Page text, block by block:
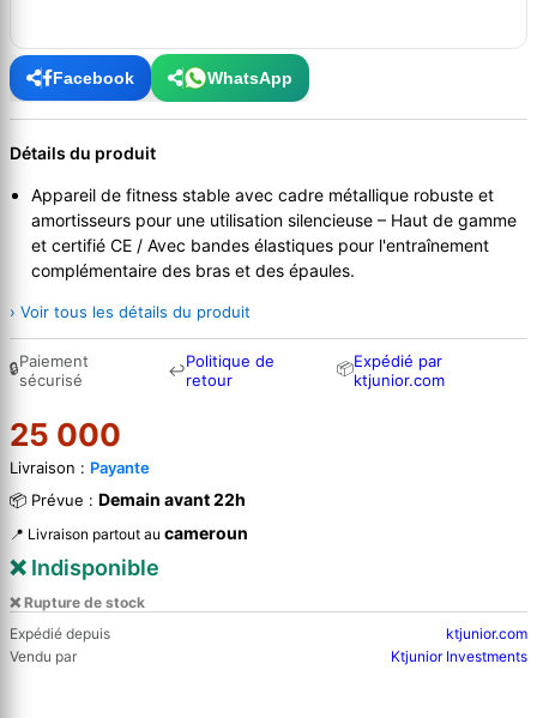
Facebook WhatsApp
Détails du produit
Appareil de fitness stable avec cadre métallique robuste et
amortisseurs pour une utilisation silencieuse – Haut de gamme
et certifié CE / Avec bandes élastiques pour l'entraînement
complémentaire des bras et des épaules.
› Voir tous les détails du produit
🔒Paiement
sécurisé
↩Politique de
retour
📦Expédié par
ktjunior.com
25 000
Livraison : Payante
📦 Prévue : Demain avant 22h
📍 Livraison partout au cameroun
❌ Indisponible
❌ Rupture de stock
Expédié depuis
ktjunior.com
Vendu par
Ktjunior Investments